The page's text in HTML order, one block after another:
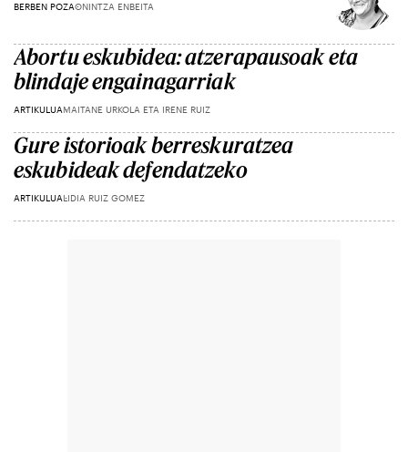
BERBEN POZAONINTZA ENBEITA
Abortu eskubidea: atzerapausoak eta
blindaje engainagarriak
ARTIKULUAMAITANE URKOLA ETA IRENE RUIZ
Gure istorioak berreskuratzea
eskubideak defendatzeko
ARTIKULUALIDIA RUIZ GOMEZ